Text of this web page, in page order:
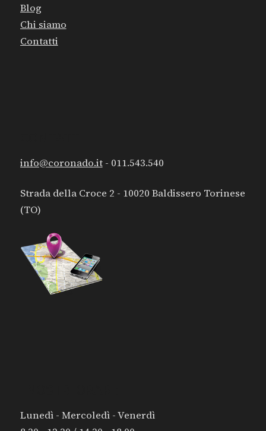
Blog
Chi siamo
Contatti
info@coronado.it- 011.543.540
Strada della Croce 2 - 10020 Baldissero Torinese
(TO)
Lunedì - Mercoledì - Venerdì